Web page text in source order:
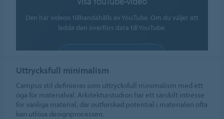
Den här videon tillhandahålls av YouTube. Om du väljer att
ladda den överförs data till YouTube.
Hantera cookies
Uttrycksfull minimalism
Campus stil definieras som uttrycksfull minimalism med ett
öga för materialval. Arkitekturstudion har ett särskilt intresse
för vanliga material, där outforskad potential i materialen ofta
kan utlösa designprocessen.